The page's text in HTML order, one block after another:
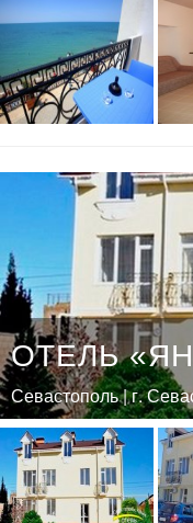
ОТЕЛЬ
Севастополь | г.